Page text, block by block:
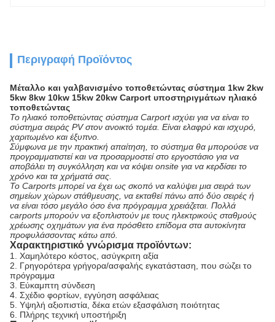
Περιγραφή Προϊόντος
Μέταλλο και γαλβανισμένο τοποθετώντας σύστημα 1kw 2kw
5kw 8kw 10kw 15kw 20kw Carport υποστηριγμάτων ηλιακό
τοποθετώντας
Το ηλιακό τοποθετώντας σύστημα Carport ισχύει για να είναι το
σύστημα σειράς PV στον ανοικτό τομέα. Είναι ελαφρύ και ισχυρό,
χαριτωμένο και έξυπνο.
Σύμφωνα με την πρακτική απαίτηση, το σύστημα θα μπορούσε να
προγραμματιστεί και να προσαρμοστεί στο εργοστάσιο για να
αποβάλει τη συγκόλληση και να κόψει onsite για να κερδίσει το
χρόνο και τα χρήματά σας.
Το Carports μπορεί να έχει ως σκοπό να καλύψει μια σειρά των
σημείων χώρων στάθμευσης, να εκταθεί πάνω από δύο σειρές ή
να είναι τόσο μεγάλο όσο ένα πρόγραμμα χρειάζεται. Πολλά
carports μπορούν να εξοπλιστούν με τους ηλεκτρικούς σταθμούς
χρέωσης οχημάτων για ένα πρόσθετο επίδομα στα αυτοκίνητα
προφυλάσσοντας κάτω από.
Χαρακτηριστικό γνώρισμα προϊόντων:
1. Χαμηλότερο κόστος, ασύγκριτη αξία
2. Γρηγορότερα γρήγορα/ασφαλής εγκατάσταση, που σώζει το
πρόγραμμα
3. Εύκαμπτη σύνδεση
4. Σχέδιο φορτίων, εγγύηση ασφάλειας
5. Υψηλή αξιοπιστία, δέκα ετών εξασφάλιση ποιότητας
6. Πλήρης τεχνική υποστήριξη